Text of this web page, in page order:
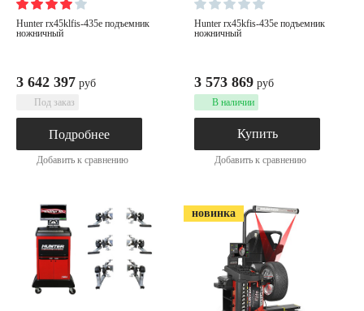
hunter rx45klfis-435e подъемник
ножничный
3 642 397 руб
Под заказ
Подробнее
Добавить к сравнению
hunter rx45kfis-435e подъемник
ножничный
3 573 869 руб
В наличии
Купить
Добавить к сравнению
новинка